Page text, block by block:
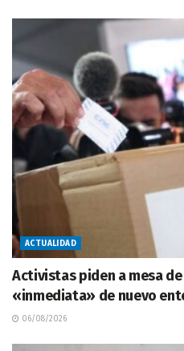
ACTUALIDAD
Activistas piden a mesa
«inmediata» de nuevo
06/08/2026